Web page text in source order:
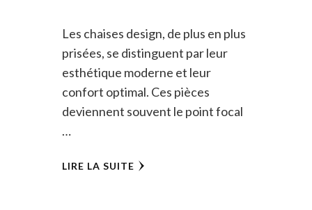
Les chaises design, de plus en plus
prisées, se distinguent par leur
esthétique moderne et leur
confort optimal. Ces pièces
deviennent souvent le point focal
…
LIRE LA SUITE